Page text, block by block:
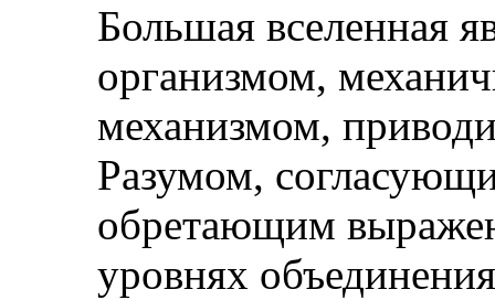
Большая вселенная
организмом,
механизмом,
Разумом,
обретающим
уровнях